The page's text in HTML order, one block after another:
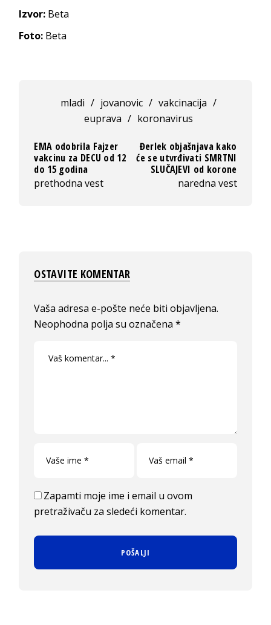
Izvor: Beta
Foto: Beta
mladi / jovanovic / vakcinacija /
euprava / koronavirus
EMA odobrila Fajzer
vakcinu za DECU od 12
do 15 godina
prethodna vest
Đerlek objašnjava kako
će se utvrđivati SMRTNI
SLUČAJEVI od korone
naredna vest
OSTAVITE KOMENTAR
Vaša adresa e-pošte neće biti objavljena.
Neophodna polja su označena*
Zapamti moje ime i email u ovom
pretraživaču za sledeći komentar.